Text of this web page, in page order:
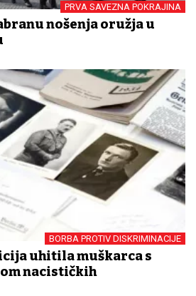
PRVA SAVEZNA POKRAJINA
nošenja oružja u
BORBA PROTIV DISKRIMINACIJE
uhitila muškarca s
nacističkih